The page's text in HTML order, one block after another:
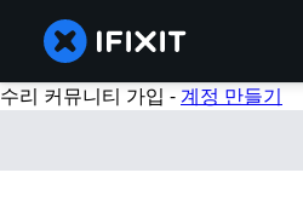
수리 커뮤니티 가입 -계정 만들기